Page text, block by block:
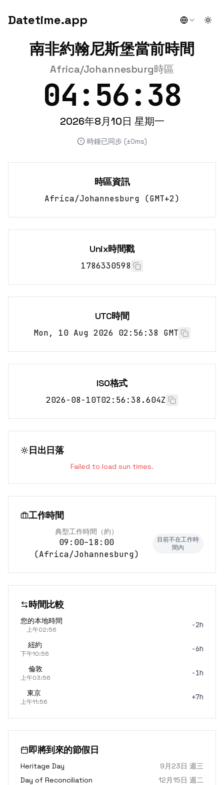
Datetime.app
南非約翰尼斯堡當前時間
Africa/Johannesburg時區
04:56:38
2026年8月10日 星期一
時鐘已同步 (±0ms)
時區資訊
Africa/Johannesburg (GMT+2)
Unix時間戳
1786330598
UTC時間
Mon, 10 Aug 2026 02:56:38 GMT
ISO格式
2026-08-10T02:56:38.604Z
日出日落
Failed to load sun times.
工作時間
典型工作時間（約）
09:00–18:00
(Africa/Johannesburg)
目前不在工作時
間內
時間比較
您的本地時間
上午02:56
-2h
紐約
下午10:56
-6h
倫敦
上午03:56
-1h
東京
上午11:56
+7h
即將到來的節假日
Heritage Day
9月23日 週三
Day of Reconciliation
12月15日 週二